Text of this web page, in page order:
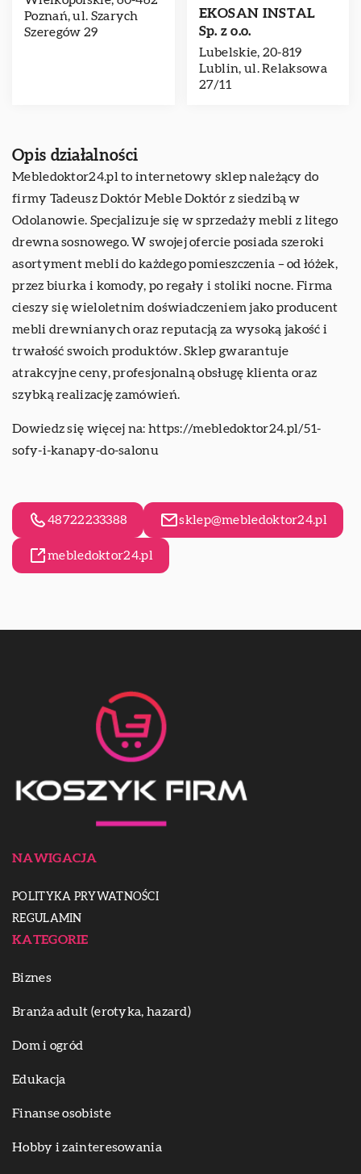
Poznań, ul. Szarych
Szeregów 29
EKOSAN INSTAL
Sp. z o.o.
Lubelskie, 20-819
Lublin, ul. Relaksowa
27/11
Opis działalności
Mebledoktor24.pl to internetowy sklep należący do
firmy Tadeusz Doktór Meble Doktór z siedzibą w
Odolanowie. Specjalizuje się w sprzedaży mebli z litego
drewna sosnowego. W swojej ofercie posiada szeroki
asortyment mebli do każdego pomieszczenia – od łóżek,
przez biurka i komody, po regały i stoliki nocne. Firma
cieszy się wieloletnim doświadczeniem jako producent
mebli drewnianych oraz reputacją za wysoką jakość i
trwałość swoich produktów. Sklep gwarantuje
atrakcyjne ceny, profesjonalną obsługę klienta oraz
szybką realizację zamówień.
Dowiedz się więcej na: https://mebledoktor24.pl/51-
sofy-i-kanapy-do-salonu
48722233388 sklep@mebledoktor24.pl
mebledoktor24.pl
NAWIGACJA
POLITYKA PRYWATNOŚCI
REGULAMIN
KATEGORIE
Biznes
Branża adult (erotyka, hazard)
Dom i ogród
Edukacja
Finanse osobiste
Hobby i zainteresowania